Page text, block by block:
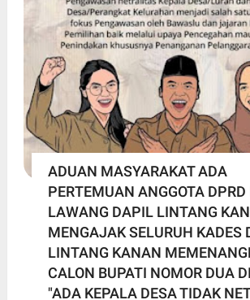
ADUAN MASYARAKAT ADA
PERTEMUAN ANGGOTA DPRD
LAWANG DAPIL LINTANG
MENGAJAK SELURUH KADES
LINTANG KANAN
CALON BUPATI NOMOR DUA
"ADA KEPALA DESA TIDAK